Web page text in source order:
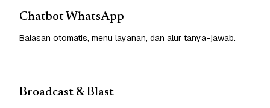
Chatbot WhatsApp
Balasan otomatis, menu layanan, dan alur tanya-jawab.
Broadcast & Blast